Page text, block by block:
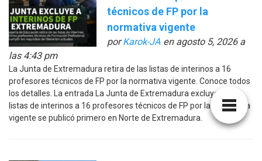
técnicos de FP por la
normativa vigente
porKarok-JA en agosto 5, 2026 a
las 4:43 pm
La Junta de Extremadura retira de las listas de interinos a 16
profesores técnicos de FP por la normativa vigente. Conoce todos
los detalles. La entrada La Junta de Extremadura excluye de las
listas de interinos a 16 profesores técnicos de FP por la normativa
vigente se publicó primero en Norte de Extremadura.